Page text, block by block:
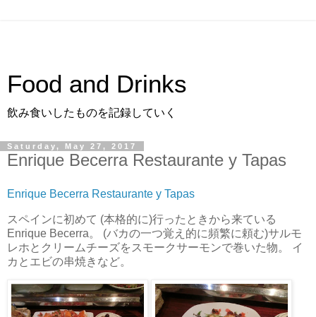
Food and Drinks
飲み食いしたものを記録していく
Saturday, May 27, 2017
Enrique Becerra Restaurante y Tapas
Enrique Becerra Restaurante y Tapas
スペインに初めて (本格的に)行ったときから来ている
Enrique Becerra。 (バカの一つ覚え的に頻繁に頼む)サルモ
レホとクリームチーズをスモークサーモンで巻いた物。 イ
カとエビの串焼きなど。